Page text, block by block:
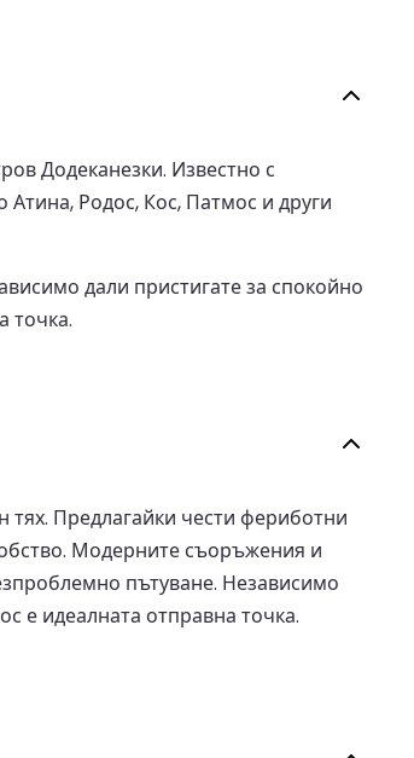
Додеканезки. Известно с
Родос, Кос, Патмос и други
дали пристигате за спокойно
точка.
Предлагайки чести фериботни
Модерните съоръжения и
пътуване. Независимо
е идеалната отправна точка.